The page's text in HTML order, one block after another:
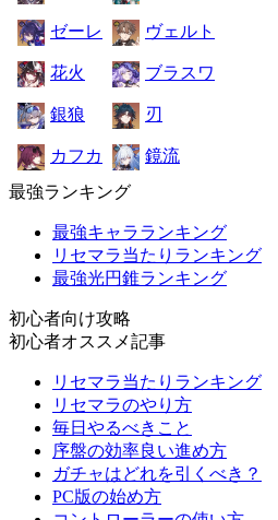
ゼーレ ヴェルト
花火 ブラスワ
銀狼 刃
カフカ
鏡流
最強ランキング
最強キャラランキング
リセマラ当たりランキング
最強光円錐ランキング
初心者向け攻略
初心者オススメ記事
リセマラ当たりランキング
リセマラのやり方
毎日やるべきこと
序盤の効率良い進め方
ガチャはどれを引くべき？
PC版の始め方